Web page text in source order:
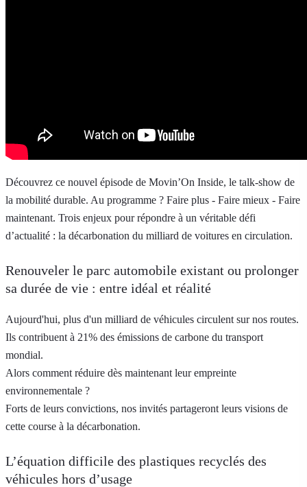
Découvrez ce nouvel épisode de Movin’On Inside, le talk-show de
la mobilité durable. Au programme ? Faire plus - Faire mieux - Faire
maintenant. Trois enjeux pour répondre à un véritable défi
d’actualité : la décarbonation du milliard de voitures en circulation.
Renouveler le parc automobile existant ou prolonger
sa durée de vie : entre idéal et réalité
Aujourd'hui, plus d'un milliard de véhicules circulent sur nos routes.
Ils contribuent à 21% des émissions de carbone du transport
mondial.
Alors comment réduire dès maintenant leur empreinte
environnementale ?
Forts de leurs convictions, nos invités partageront leurs visions de
cette course à la décarbonation.
L’équation difficile des plastiques recyclés des
véhicules hors d’usage